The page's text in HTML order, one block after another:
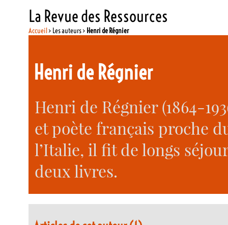
La Revue des Ressources
Accueil> Les auteurs > Henri de Régnier
Henri de Régnier
Henri de Régnier (1864-
et poète français proche
l’Italie, il fit de longs
deux livres.